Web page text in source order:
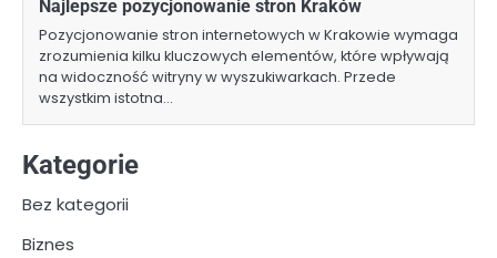
Najlepsze pozycjonowanie stron Kraków
Pozycjonowanie stron internetowych w Krakowie wymaga
zrozumienia kilku kluczowych elementów, które wpływają
na widoczność witryny w wyszukiwarkach. Przede
wszystkim istotna…
Kategorie
Bez kategorii
Biznes